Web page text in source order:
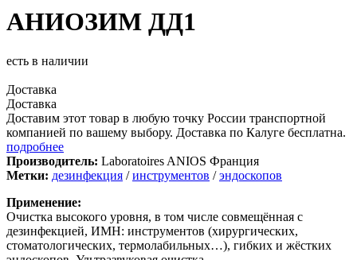
АНИОЗИМ ДД1
есть в наличии
Доставка
Доставка
Доставим этот товар в любую точку России транспортной
компанией по вашему выбору. Доставка по Калуге бесплатна.
подробнее
Производитель: Laboratoires ANIOS Франция
Метки: дезинфекция /инструментов /эндоскопов
Применение:
Очистка высокого уровня, в том числе совмещённая с
дезинфекцией, ИМН: инструментов (хирургических,
стоматологических, термолабильных…), гибких и жёстких